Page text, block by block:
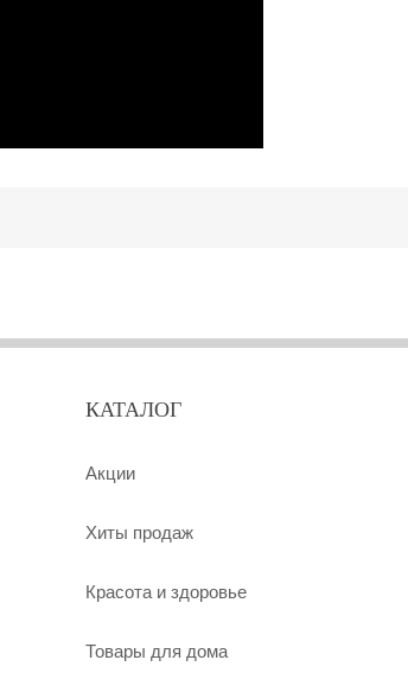
КАТАЛОГ
Акции
Хиты продаж
Красота и здоровье
Товары для дома